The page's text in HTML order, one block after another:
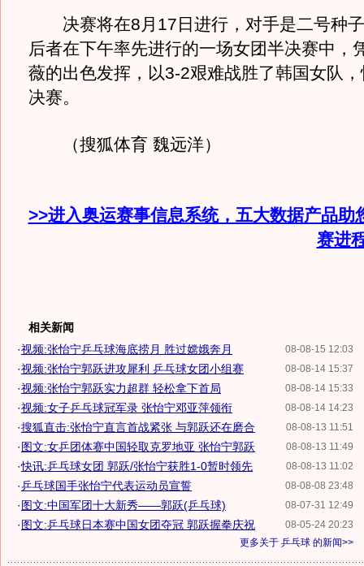
决赛将在8月17日进行，对手是二号种子
后者在下午率先进行的一场女团半决赛中，
薇的出色发挥，以3-2艰难战胜了韩国女队
决赛。
（搜狐体育 魏远洋）
>>进入奥运赛事信息系统，五大数据产品助
赛进
相关新闻
08-08-15 12:03
·视频:张怡宁乒乓球海底捞月 胜过嫦娥奔月
08-08-14 15:37
·视频:张怡宁郭跃进攻犀利 乒乓球女团小组赛
08-08-14 15:33
·视频:张怡宁郭跃实力超群 轻松拿下首局
08-08-14 14:23
·视频:女子乒乓球冠军录 张怡宁邓亚萍领衔
08-08-13 11:51
·搜狐直击:张怡宁直言首战紧张 与郭跃还在磨合
08-08-13 11:49
·图文:女乒团体赛中国轻取克罗地亚 张怡宁郭跃
08-08-13 11:02
·快讯:乒乓球女团 郭跃/张怡宁获胜1-0暂时领先
08-08-08 23:48
·乒乓球国手张怡宁代表运动员宣誓
08-07-31 12:49
·图文:中国军团十大新秀——郭跃(乒乓球)
08-05-24 20:23
·图文:乒乓球日本赛中国女团夺冠 郭跃握拳庆祝
更多关于 乒乓球 的新闻>>